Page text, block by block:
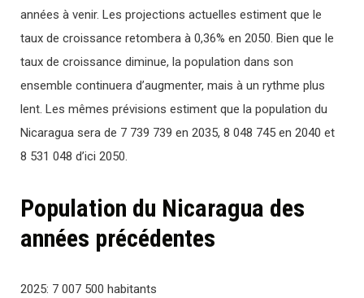
années à venir. Les projections actuelles estiment que le
taux de croissance retombera à 0,36% en 2050. Bien que le
taux de croissance diminue, la population dans son
ensemble continuera d’augmenter, mais à un rythme plus
lent. Les mêmes prévisions estiment que la population du
Nicaragua sera de 7 739 739 en 2035, 8 048 745 en 2040 et
8 531 048 d’ici 2050.
Population du Nicaragua des
années précédentes
2025: 7 007 500 habitants